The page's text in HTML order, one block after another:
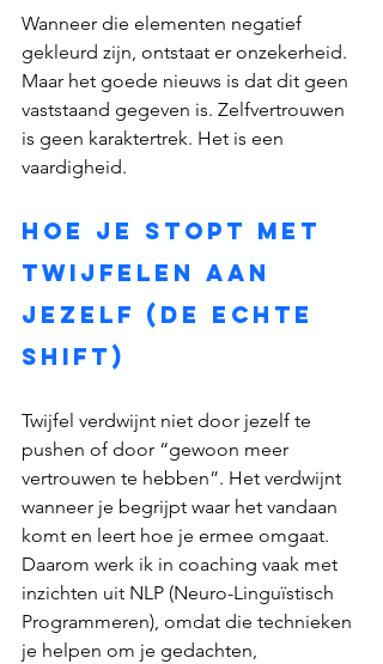
Wanneer die elementen negatief
gekleurd zijn, ontstaat er onzekerheid.
Maar het goede nieuws is dat dit geen
vaststaand gegeven is. Zelfvertrouwen
is geen karaktertrek. Het is een
vaardigheid.
Hoe je stopt met
twijfelen aan
jezelf (de echte
shift)
Twijfel verdwijnt niet door jezelf te
pushen of door “gewoon meer
vertrouwen te hebben”. Het verdwijnt
wanneer je begrijpt waar het vandaan
komt en leert hoe je ermee omgaat.
Daarom werk ik in coaching vaak met
inzichten uit NLP (Neuro-Linguïstisch
Programmeren), omdat die technieken
je helpen om je gedachten,